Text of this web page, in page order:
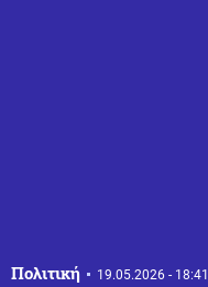
Πολιτική 19.05.2026 - 18:41